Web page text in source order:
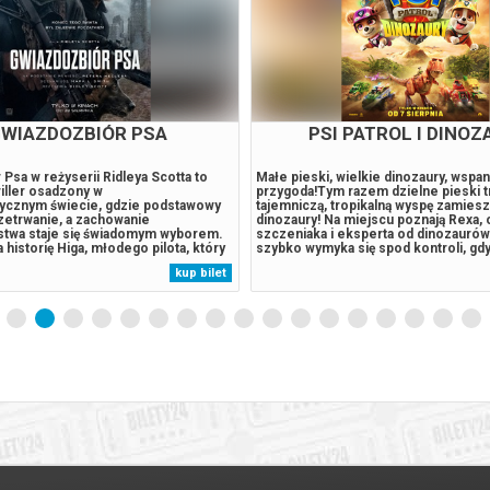
MAN. CAŁKIEM NOWY
dorosłym mężczyzną żyjącym
gdy z własnej woli wymazał
tych, których kochał. Walcząc z
w Nowym Jorku, który nie zna już
pełni poświęcił się ochronie miasta.
zaczynają go przytłaczać,
zaskakującą fizyczną przemianę,
jego istnieniu, podczas gdy nowy,
kup bilet
SPIDER-MAN. CAŁKIEM
Peter jest teraz dorosłym mężczyzną
samotnie - od czasu, gdy z własnej
się z życia i pamięci tych, których
przestępczością w Nowym Jorku,
jego imienia, w pełni poświęcił się
Gdy rosnące wymagania zaczynają go
presja wywołuje zaskakującą
która zagraża jego istnieniu,
niepokojący...